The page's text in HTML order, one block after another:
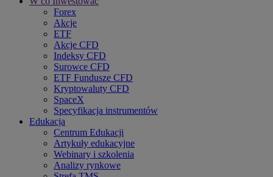
Forex
Akcje
ETF
Akcje CFD
Indeksy CFD
Surowce CFD
ETF Fundusze CFD
Kryptowaluty CFD
SpaceX
Specyfikacja instrumentów
Edukacja
Centrum Edukacji
Artykuły edukacyjne
Webinary i szkolenia
Analizy rynkowe